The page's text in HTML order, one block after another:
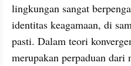
lingkungan sangat
identitas keagamaan, di
pasti. Dalam teori
merupakan perpaduan